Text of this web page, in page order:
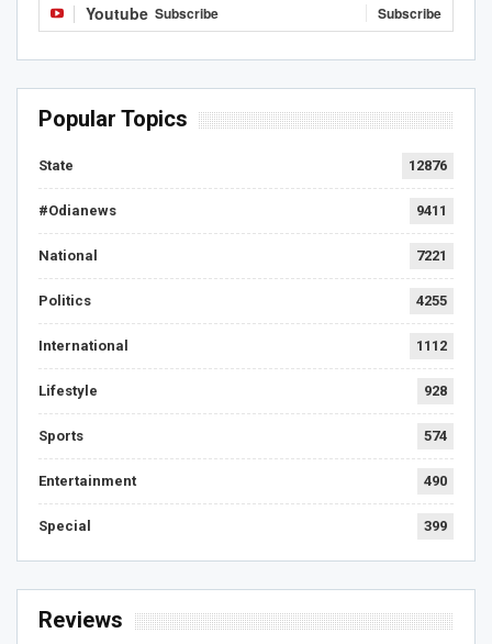
Youtube Subscribe Subscribe
Popular Topics
State 12876
#Odianews 9411
National 7221
Politics 4255
International 1112
Lifestyle 928
Sports 574
Entertainment 490
Special 399
Reviews